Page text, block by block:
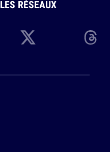
LES RÉSEAUX